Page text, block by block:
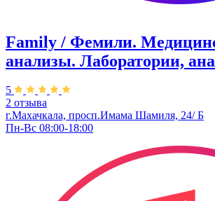
Family / Фемили.
анализы. Лаборатории,
5
2 отзыва
г.Махачкала, просп.Имама Шамиля, 24/ Б
Пн-Вс 08:00-18:00